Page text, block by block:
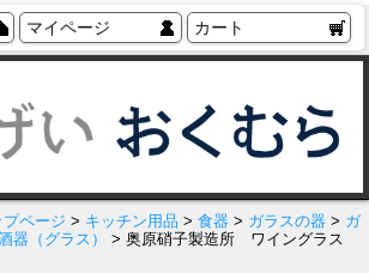
マイページ カート
ページ > キッチン用品 > 食器 > ガラスの器 > ガ
器（グラス）
> 奥原硝子製造所 ワイングラス